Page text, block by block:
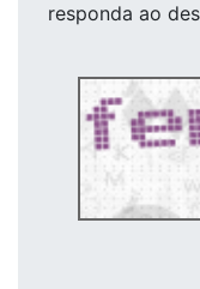
responda ao